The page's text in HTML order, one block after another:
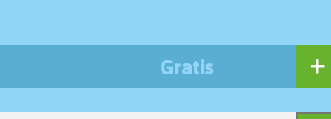
Gratis